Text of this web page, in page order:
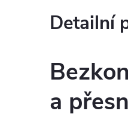
Detailní
a